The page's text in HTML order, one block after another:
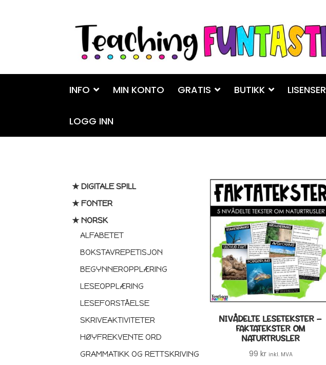
Hopp
navigasjon
Hopp
innhold
INFO MIN KONTO GRATIS BUTIKK LISENSER
LOGG INN
★ DIGITALE SPILL
★ FONTER
★ NORSK
ALFABETET
BOKSTAVREPETISJON
BEGYNNEROPPLÆRING
LESEOPPLÆRING
LESEFORSTÅELSE
SKRIVEAKTIVITETER
HØYFREKVENTE ORD
GRAMMATIKK OG RETTSKRIVING
NIVÅDELTE LESETEKSTER –
FAKTATEKSTER OM
NATURTRUSLER
99 kr inkl. MVA